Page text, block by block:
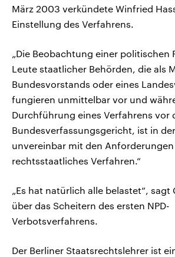
März 2003 verkündete Winfried
Einstellung des Verfahrens.
„Die Beobachtung einer politischen
Leute staatlicher Behörden, die als
Bundesvorstands oder eines
fungieren unmittelbar vor und
Durchführung eines Verfahrens vor
Bundesverfassungsgericht, ist in
unvereinbar mit den Anforderungen
rechtsstaatliches Verfahren.“
„Es hat natürlich alle belastet“,
über das Scheitern des ersten NPD-
Verbotsverfahrens.
Der Berliner Staatsrechtslehrer ist